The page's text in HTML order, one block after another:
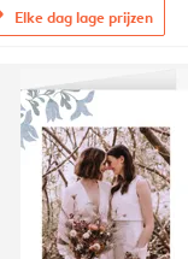
Elke dag lage prijzen